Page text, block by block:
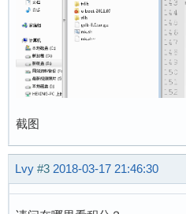
截图
Lvy #3 2018-03-17 21:46:30